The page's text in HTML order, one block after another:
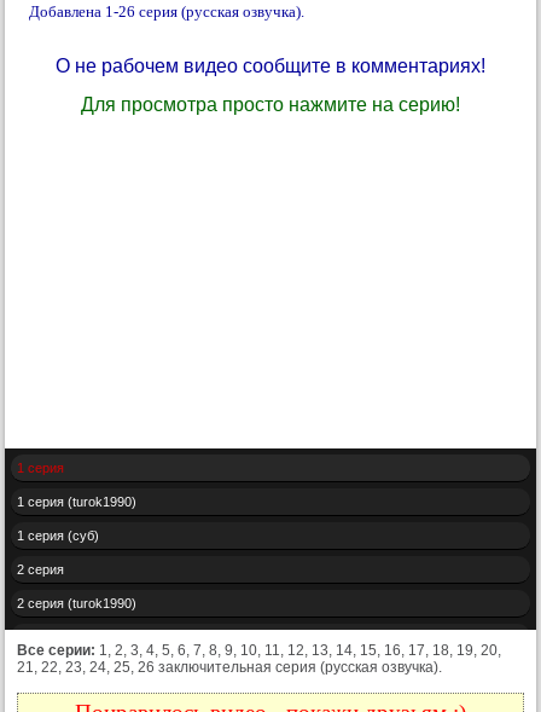
Добавлена 1-26 серия (русская озвучка).
О не рабочем видео сообщите в комментариях!
Для просмотра просто нажмите на серию!
1 серия
1 серия (turok1990)
1 серия (суб)
2 серия
2 серия (turok1990)
3 серия
3 серия (turok1990)
Все серии: 1, 2, 3, 4, 5, 6, 7, 8, 9, 10, 11, 12, 13, 14, 15, 16, 17, 18, 19, 20,
21, 22, 23, 24, 25, 26 заключительная серия (русская озвучка).